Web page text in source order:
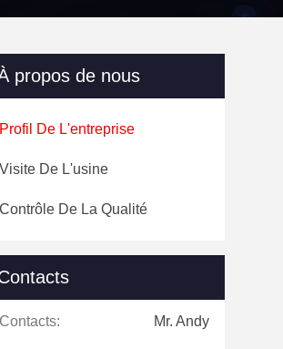
propos de nous
Profil De L'entreprise
Visite De L'usine
Contrôle De La Qualité
Contacts: Mr. Andy